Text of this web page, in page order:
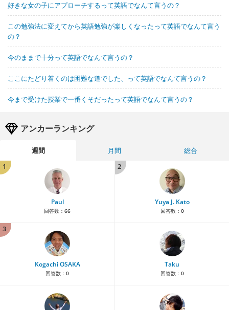
好きな女の子にアプローチするって英語でなんて言うの？
この勉強法に変えてから英語勉強が楽しくなったって英語でなんて言う
の？
今のままで十分って英語でなんて言うの？
ここにたどり着くのは困難な道でした、って英語でなんて言うの？
今まで受けた授業で一番くそだったって英語でなんて言うの？
アンカーランキング
週間 月間
総合
1
Paul
回答数： 66
2
Yuya J. Kato
回答数： 0
3
Kogachi OSAKA
回答数： 0
Taku
回答数： 0